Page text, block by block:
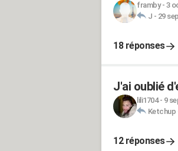
framby- 3
J - 29
18 réponses
J'ai oublié
lili1704- 9
Ketchup
12 réponses